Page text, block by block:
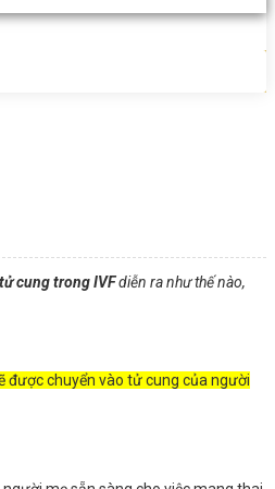
cung trong IVFdiễn ra như thế nào,
được chuyển vào tử cung của người